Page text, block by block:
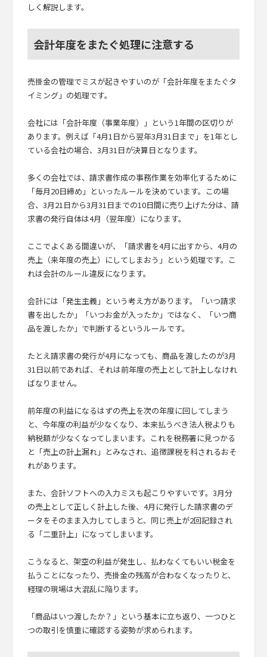
しく解説します。
会計年度をまたぐ処理に注意する
売掛金の管理でミスが起きやすいのが「会計年度をまたぐタ
イミング」の処理です。
会社には「会計年度（事業年度）」という1年間の区切りが
あります。例えば「4月1日から翌年3月31日まで」を1年とし
ている会社の場合、3月31日が決算日となります。
多くの会社では、請求書作成の事務作業を効率化するために
「毎月20日締め」といったルールを決めています。この場
合、3月21日から3月31日までの10日間に売り上げた分は、請
求書の発行自体は4月（翌年度）になります。
ここでよくある間違いが、「請求書を4月に出すから、4月の
売上（来年度の売上）にしてしまおう」という処理です。こ
れは会計のルール違反になります。
会計には「発生主義」という考え方があります。「いつ請求
書を出したか」「いつお金が入ったか」ではなく、「いつ商
品を渡したか」で判断するというルールです。
たとえ請求書の発行が4月になっても、商品を渡したのが3月
31日以前であれば、それは前年度の売上として計上しなけれ
ばなりません。
前年度の利益になるはずの売上を次の年度に回してしまう
と、今年度の利益が少なくなり、本来払うべき法人税よりも
納税額が少なくなってしまいます。これを税務署に見つかる
と「売上の計上漏れ」とみなされ、追徴課税を科されるおそ
れがあります。
また、会計ソフトへの入力ミスも起こりやすいです。3月分
の売上として正しく計上した後、4月に発行した請求書のデ
ータをそのまま入力してしまうと、同じ売上が2回記録され
る「二重計上」になってしまいます。
こうなると、架空の利益が発生し、払わなくてもいい税金を
払うことになったり、売掛金の残高が合わなくなったりと、
経理の現場は大混乱に陥ります。
「商品はいつ渡したか？」という基本に立ち返り、一つひと
つの取引を慎重に確認する姿勢が求められます。